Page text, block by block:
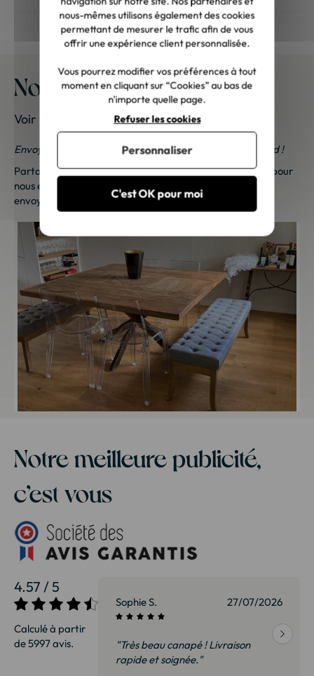
Nos meubles chez vous
Voir les photos de nos clients
Envoyez-nous vos photos ; une petite surprise vous attend !
Partagez vos photos et recevez une surprise !Cliquez ici
pour
nous envoyer vos photos. Une petite attention vous sera
envoyée sous 48h à 72h ouvrées. Merci de votre fidélité !
Notre meilleure publicité,
c’est vous
4.57 / 5
Calculé à partir
de 5997 avis.
27/07/2026 Sophie S. 27/07/2026
"Très beau canapé ! Livraison
rapide et soignée."
nous-mêmes utilisons également des cookies
permettant de mesurer le trafic afin de vous
offrir une expérience client personnalisée.
Vous pourrez modifier vos préférences à tout
moment en cliquant sur “Cookies” au bas de
n'importe quelle page.
C'est OK pour moi
Refuser les cookies
Personnaliser